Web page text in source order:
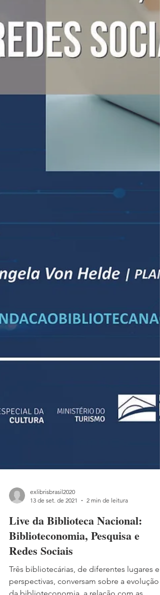
exlibrisbrasil2020
Live da Biblioteca Nacional:
Biblioteconomia, Pesquisa e
Redes Sociais